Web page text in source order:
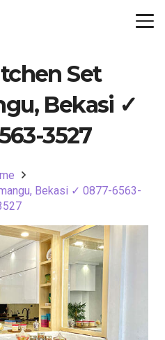
Set
Bekasi ✓
3527
Bekasi ✓ 0877-6563-